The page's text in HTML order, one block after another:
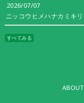
2026/07/07
ニッコウヒメハナカミキリ
すべてみる
ABOUT